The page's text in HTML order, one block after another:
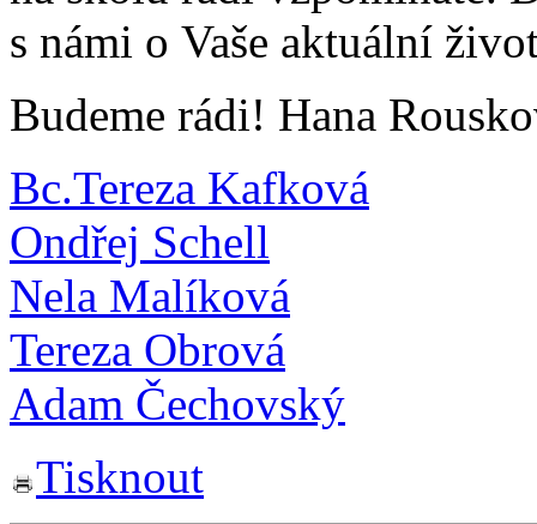
s námi o Vaše aktuální
Budeme rádi! Hana
Bc.Tereza Kafková
Ondřej Schell
Nela Malíková
Tereza Obrová
Adam Čechovský
Tisknout